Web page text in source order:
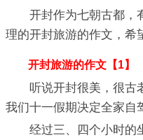
开封作为七朝古都，
理的开封旅游的作文，希
开封旅游的作文【1】
听说开封很美，很古
我们十一假期决定全家自
经过三、四个小时的